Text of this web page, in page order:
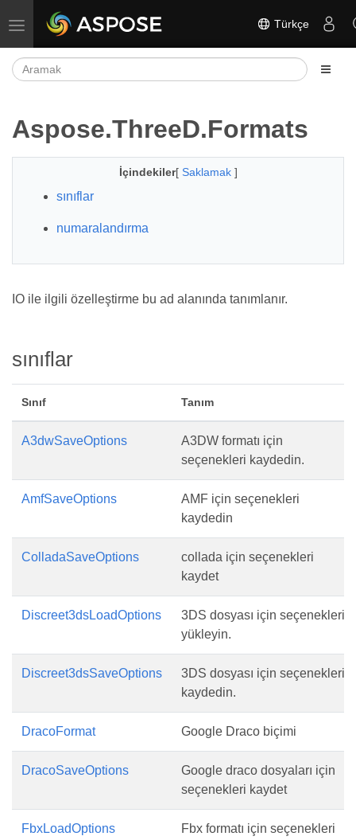
Gezinmeyi aç/kapat Türkçe
Aspose.ThreeD.Formats
İçindekiler[ Saklamak ]
sınıflar
numaralandırma
IO ile ilgili özelleştirme bu ad alanında tanımlanır.
sınıflar
Sınıf Tanım
A3dwSaveOptions
A3DW formatı için
seçenekleri kaydedin.
AmfSaveOptions
AMF için seçenekleri
kaydedin
ColladaSaveOptions
collada için seçenekleri
kaydet
Discreet3dsLoadOptions
3DS dosyası için seçenekleri
yükleyin.
Discreet3dsSaveOptions
3DS dosyası için seçenekleri
kaydedin.
DracoFormat Google Draco biçimi
DracoSaveOptions
Google draco dosyaları için
seçenekleri kaydet
FbxLoadOptions
Fbx formatı için seçenekleri